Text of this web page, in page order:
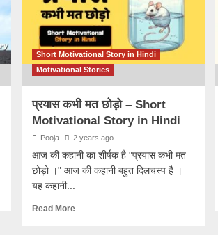
Short Motivational Story in Hindi
Motivational Stories
प्रयास कभी मत छोड़ो – Short
Motivational Story in Hindi
Pooja 2 years ago
आज की कहानी का शीर्षक है "प्रयास कभी मत
छोड़ो ।" आज की कहानी बहुत दिलचस्प है ।
यह कहानी...
Read More